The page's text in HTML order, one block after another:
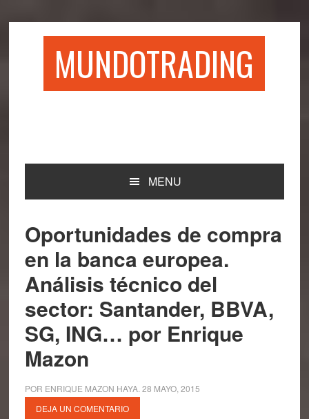
MUNDOTRADING
MENU
Oportunidades de compra
en la banca europea.
Análisis técnico del
sector: Santander, BBVA,
SG, ING… por Enrique
Mazon
POR ENRIQUE MAZON HAYA. 28 MAYO, 2015
DEJA UN COMENTARIO